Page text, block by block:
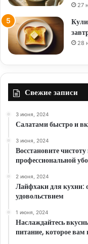
27
28
Свежие записи
3 июня, 2024
Салатами быстро и
3 июня, 2024
Восстановите
профессиональной
2 июня, 2024
Лайфхаки для кухни:
удовольствием
1 июня, 2024
Наслаждайтесь
питание, которое вам